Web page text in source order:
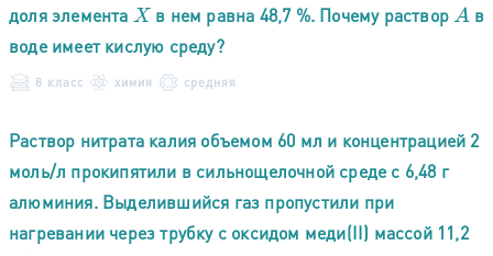
доля элемента X в нем равна 48,7 %. Почему раствор A в
воде имеет кислую среду?
8 класс химия средняя
Раствор нитрата калия объемом 60 мл и концентрацией 2
моль/л прокипятили в сильнощелочной среде с 6,48 г
алюминия. Выделившийся газ пропустили при
нагревании через трубку с оксидом меди(II) массой 11,2